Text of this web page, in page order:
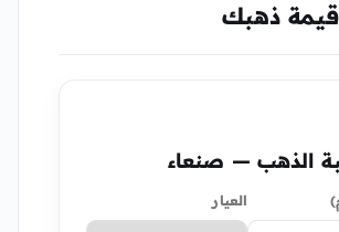
ذهبك
الذهب — صنعاء
العيار